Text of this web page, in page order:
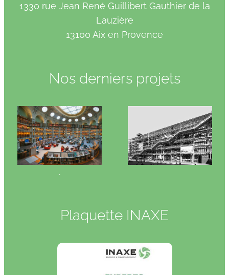
1330 rue Jean René Guillibert Gauthier de la
Lauzière
13100 Aix en Provence
Nos derniers projets
.
Plaquette INAXE